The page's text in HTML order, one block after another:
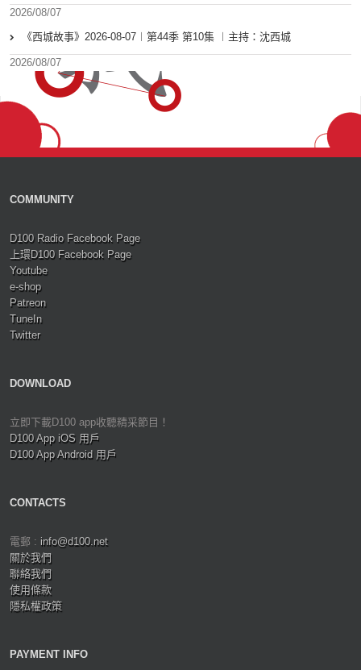
2026/08/07
《西城故事》2026-08-07︱第44季 第10集 ︱主持：沈西城
2026/08/07
COMMUNITY
D100 Radio Facebook Page
上環D100 Facebook Page
Youtube
e-shop
Patreon
TuneIn
Twitter
DOWNLOAD
立即下載D100 app收聽精采節目！
D100 App iOS 用戶
D100 App Android 用戶
CONTACTS
電郵 : info@d100.net
關於我們
聯絡我們
使用條款
隱私權政策
PAYMENT INFO